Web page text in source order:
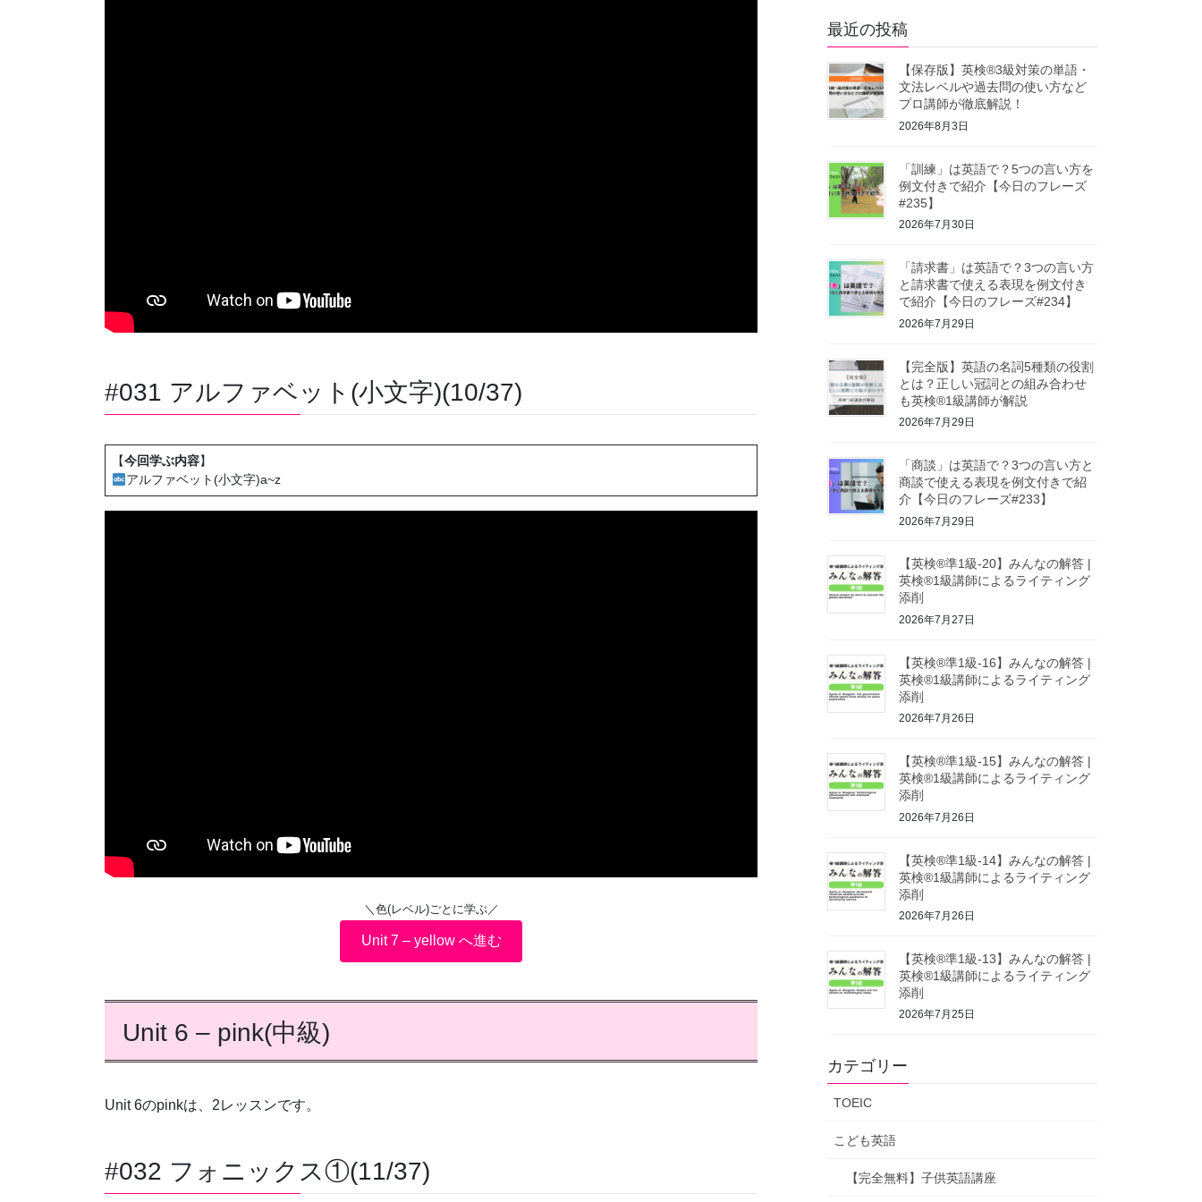
#031 アルファベット(小文字)(10/37)
【今回学ぶ内容】
アルファベット(小文字)a~z
＼色(レベル)ごとに学ぶ／
Unit 7 – yellow へ進む
Unit 6 – pink(中級)
Unit 6のpinkは、2レッスンです。
#032 フォニックス①(11/37)
最近の投稿
【保存版】英検®3級対策の単語・
文法レベルや過去問の使い方など
プロ講師が徹底解説！
2026年8月3日
「訓練」は英語で？5つの言い方を
例文付きで紹介【今日のフレーズ
#235】
2026年7月30日
「請求書」は英語で？3つの言い方
と請求書で使える表現を例文付き
で紹介【今日のフレーズ#234】
2026年7月29日
【完全版】英語の名詞5種類の役割
とは？正しい冠詞との組み合わせ
も英検®1級講師が解説
2026年7月29日
「商談」は英語で？3つの言い方と
商談で使える表現を例文付きで紹
介【今日のフレーズ#233】
2026年7月29日
【英検®準1級-20】みんなの解答 |
英検®1級講師によるライティング
添削
2026年7月27日
【英検®準1級-16】みんなの解答 |
英検®1級講師によるライティング
添削
2026年7月26日
【英検®準1級-15】みんなの解答 |
英検®1級講師によるライティング
添削
2026年7月26日
【英検®準1級-14】みんなの解答 |
英検®1級講師によるライティング
添削
2026年7月26日
【英検®準1級-13】みんなの解答 |
英検®1級講師によるライティング
添削
2026年7月25日
カテゴリー
TOEIC
こども英語
【完全無料】子供英語講座